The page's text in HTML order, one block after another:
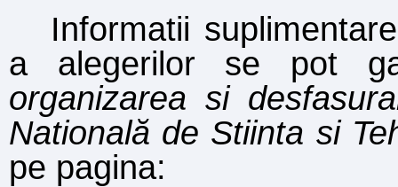
Informatii
a alegerilor se pot g
organizareasi desfas
Natională de Stiinta si
pe pagina: